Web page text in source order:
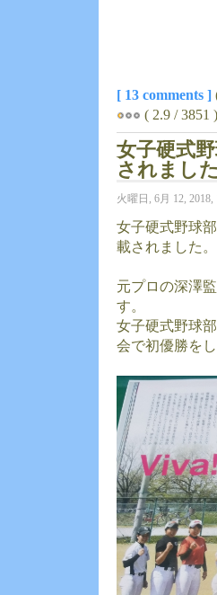
[ 13 comments ]
( 2.9 / 3851 )
女子硬式
されました
火曜日, 6月 12,
女子硬式野球
載されました。
元プロの深澤
す。
女子硬式野球
会で初優勝をし